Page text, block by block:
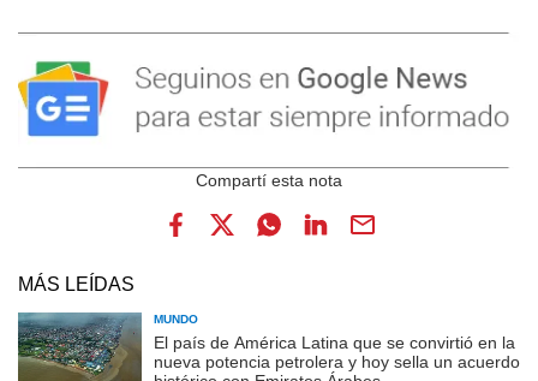
MÁS LEÍDAS
MUNDO
El país de América Latina que se convirtió en la
nueva potencia petrolera y hoy sella un acuerdo